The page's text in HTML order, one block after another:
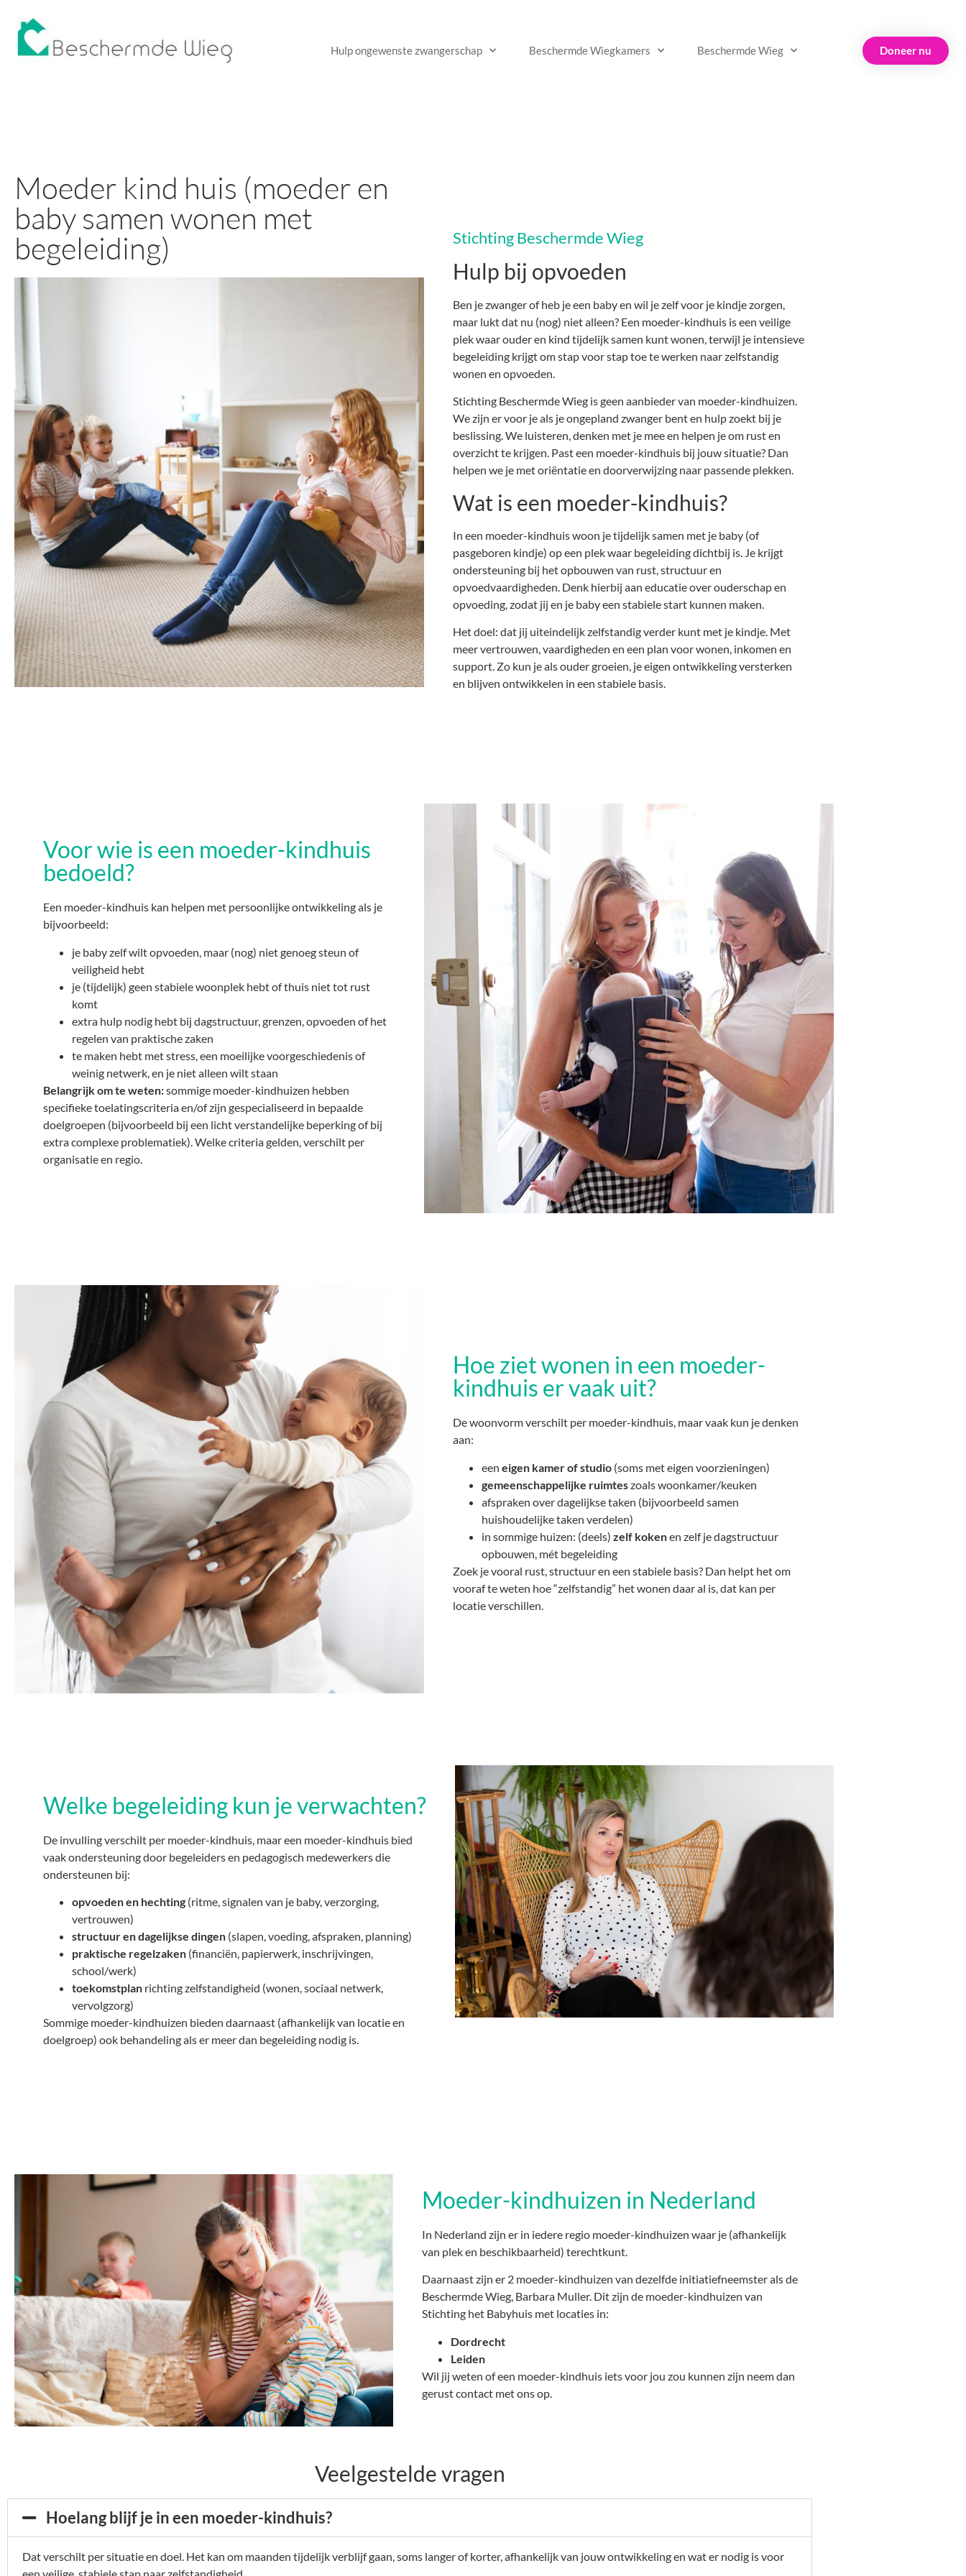
Hulp ongewenste zwangerschap Beschermde Wiegkamers Beschermde Wieg Doneer nu
Moeder kind huis (moeder en
baby samen wonen met
begeleiding)
Stichting Beschermde Wieg
Hulp bij opvoeden
Ben je zwanger of heb je een baby en wil je zelf voor je kindje zorgen,
maar lukt dat nu (nog) niet alleen? Een moeder-kindhuis is een veilige
plek waar ouder en kind tijdelijk samen kunt wonen, terwijl je intensieve
begeleiding krijgt om stap voor stap toe te werken naar zelfstandig
wonen en opvoeden.
Stichting Beschermde Wieg is geen aanbieder van moeder-kindhuizen.
We zijn er voor je als je ongepland zwanger bent en hulp zoekt bij je
beslissing. We luisteren, denken met je mee en helpen je om rust en
overzicht te krijgen. Past een moeder-kindhuis bij jouw situatie? Dan
helpen we je met oriëntatie en doorverwijzing naar passende plekken.
Wat is een moeder-kindhuis?
In een moeder-kindhuis woon je tijdelijk samen met je baby (of
pasgeboren kindje) op een plek waar begeleiding dichtbij is. Je krijgt
ondersteuning bij het opbouwen van rust, structuur en
opvoedvaardigheden. Denk hierbij aan educatie over ouderschap en
opvoeding, zodat jij en je baby een stabiele start kunnen maken.
Het doel: dat jij uiteindelijk zelfstandig verder kunt met je kindje. Met
meer vertrouwen, vaardigheden en een plan voor wonen, inkomen en
support. Zo kun je als ouder groeien, je eigen ontwikkeling versterken
en blijven ontwikkelen in een stabiele basis.
Voor wie is een moeder-kindhuis
bedoeld?
Een moeder-kindhuis kan helpen met persoonlijke ontwikkeling als je
bijvoorbeeld:
je baby zelf wilt opvoeden, maar (nog) niet genoeg steun of
veiligheid hebt
je (tijdelijk) geen stabiele woonplek hebt of thuis niet tot rust
komt
extra hulp nodig hebt bij dagstructuur, grenzen, opvoeden of het
regelen van praktische zaken
te maken hebt met stress, een moeilijke voorgeschiedenis of
weinig netwerk, en je niet alleen wilt staan
Belangrijk om te weten:sommige moeder-kindhuizen hebben
specifieke toelatingscriteria en/of zijn gespecialiseerd in bepaalde
doelgroepen (bijvoorbeeld bij een licht verstandelijke beperking of bij
extra complexe problematiek). Welke criteria gelden, verschilt per
organisatie en regio.
Hoe ziet wonen in een moeder-
kindhuis er vaak uit?
De woonvorm verschilt per moeder-kindhuis, maar vaak kun je denken
aan:
een eigen kamer of studio (soms met eigen voorzieningen)
gemeenschappelijke ruimteszoals woonkamer/keuken
afspraken over dagelijkse taken (bijvoorbeeld samen
huishoudelijke taken verdelen)
in sommige huizen: (deels) zelf kokenen zelf je dagstructuur
opbouwen, mét begeleiding
Zoek je vooral rust, structuur en een stabiele basis? Dan helpt het om
vooraf te weten hoe “zelfstandig” het wonen daar al is, dat kan per
locatie verschillen.
Welke begeleiding kun je verwachten?
De invulling verschilt per moeder-kindhuis, maar een moeder-kindhuis bied
vaak ondersteuning door begeleiders en pedagogisch medewerkers die
ondersteunen bij:
opvoeden en hechting (ritme, signalen van je baby, verzorging,
vertrouwen)
structuur en dagelijkse dingen (slapen, voeding, afspraken, planning)
praktische regelzaken (financiën, papierwerk, inschrijvingen,
school/werk)
toekomstplan richting zelfstandigheid (wonen, sociaal netwerk,
vervolgzorg)
Sommige moeder-kindhuizen bieden daarnaast (afhankelijk van locatie en
doelgroep) ook behandeling als er meer dan begeleiding nodig is.
Moeder-kindhuizen in Nederland
In Nederland zijn er in iedere regio moeder-kindhuizen waar je (afhankelijk
van plek en beschikbaarheid) terechtkunt.
Daarnaast zijn er 2 moeder-kindhuizen van dezelfde initiatiefneemster als de
Beschermde Wieg, Barbara Muller. Dit zijn de moeder-kindhuizen van
Stichting het Babyhuis met locaties in:
Dordrecht
Leiden
Wil jij weten of een moeder-kindhuis iets voor jou zou kunnen zijn neem dan
gerust contact met ons op.
Veelgestelde vragen
Hoelang blijf je in een moeder-kindhuis?
Dat verschilt per situatie en doel. Het kan om maanden tijdelijk verblijf gaan, soms langer of korter, afhankelijk van jouw ontwikkeling en wat er nodig is voor